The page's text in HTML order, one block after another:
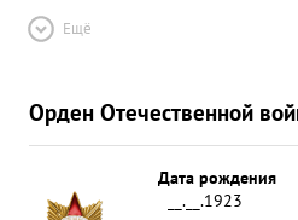
Ещё
Орден Отечественной
Дата рождения
__.__.1923